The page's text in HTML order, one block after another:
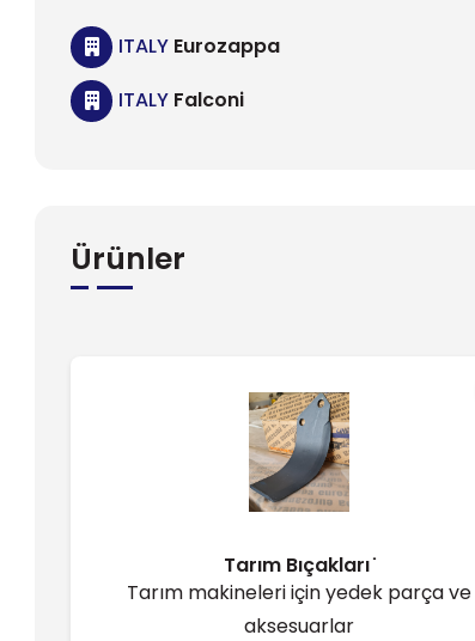
ITALY Eurozappa
ITALY Falconi
Ürünler
Tarım Bıçakları ̇
Tarım makineleri için yedek parça ve
aksesuarlar